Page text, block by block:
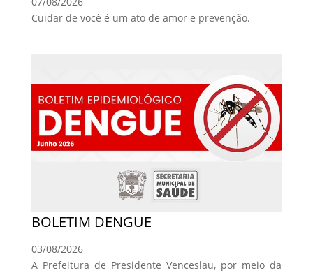
Cuidar de você é um ato de amor e prevenção.
BOLETIM DENGUE
03/08/2026
A Prefeitura de Presidente Venceslau, por meio da